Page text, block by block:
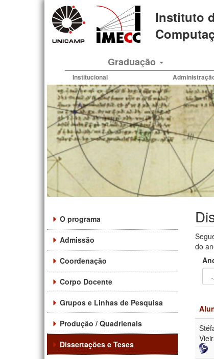
Instituto
Graduação
Institucional
O programa
Admissão
Coordenação
Corpo Docente
Grupos e Linhas de Pesquisa
Produção / Quadrienais
Dissertações e Teses
do